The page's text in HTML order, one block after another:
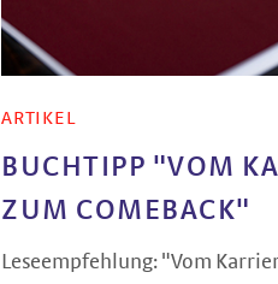
ARTIKEL
BUCHTIPP "VOM
ZUM COMEBACK"
Leseempfehlung: "Vom